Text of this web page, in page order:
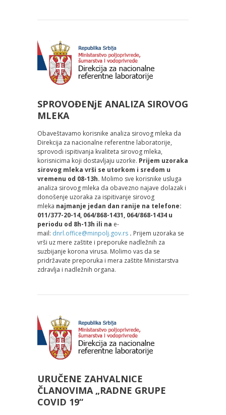
SPROVOĐENјE ANALIZA SIROVOG
MLEKA
Obaveštavamo korisnike analiza sirovog mleka da
Direkcija za nacionalne referentne laboratorije,
sprovodi ispitivanja kvaliteta sirovog mleka,
korisnicima koji dostavlјaju uzorke. Prijem uzoraka
sirovog mleka vrši se utorkom i sredom u
vremenu od 08-13h. Molimo sve korisnike usluga
analiza sirovog mleka da obavezno najave dolazak i
donošenje uzoraka za ispitivanje sirovog
mleka najmanje jedan dan ranije na telefone:
011/377-20-14, 064/868-1431, 064/868-1434 u
periodu od 8h-13h ili na e-
mail: dnrl.office@minpolj.gov.rs . Prijem uzoraka se
vrši uz mere zaštite i preporuke nadležnih za
suzbijanje korona virusa. Molimo vas da se
pridržavate preporuka i mera zaštite Ministarstva
zdravlјa i nadležnih organa.
URUČENE ZAHVALNICE
ČLANOVIMA „RADNE GRUPE
COVID 19“